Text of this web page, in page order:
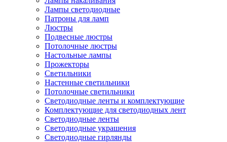
Лампы светодиодные
Патроны для ламп
Люстры
Подвесные люстры
Потолочные люстры
Настольные лампы
Прожекторы
Светильники
Настенные светильники
Потолочные светильники
Светодиодные ленты и комплектующие
Комплектующие для светодиодных лент
Светодиодные ленты
Светодиодные украшения
Светодиодные гирлянды